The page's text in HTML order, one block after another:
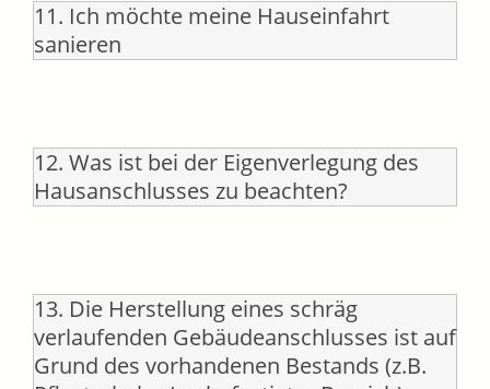
11. Ich möchte meine Hauseinfahrt
sanieren
12. Was ist bei der Eigenverlegung des
Hausanschlusses zu beachten?
13. Die Herstellung eines schräg
verlaufenden Gebäudeanschlusses ist auf
Grund des vorhandenen Bestands (z.B.